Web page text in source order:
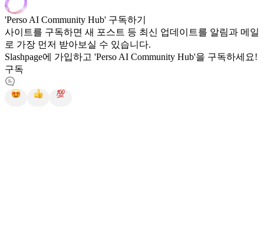
'Perso AI Community Hub' 구독하기
사이트를 구독하면 새 포스트 등 최신 업데이트를 알림과 메일
로 가장 먼저 받아보실 수 있습니다.
Slashpage에 가입하고 'Perso AI Community Hub'을 구독하세요!
구독